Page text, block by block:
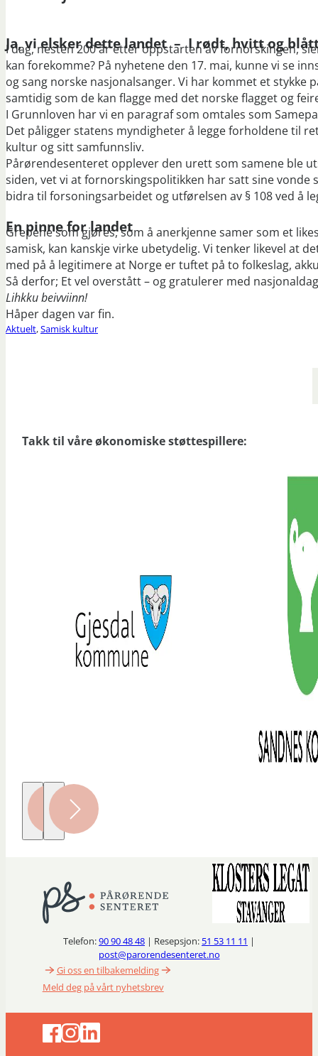
Ja, vi elsker dette landet – I rødt, hvitt og
I dag, nesten 200 år etter oppstarten av fornorskingen,
kan forekomme? På nyhetene den 17. mai, kunne vi se
og sang norske nasjonalsanger. Vi har kommet et
samtidig som de kan flagge med det norske flagget og
I Grunnloven har vi en paragraf som omtales som
Det påligger statens myndigheter å legge forholdene til
kultur og sitt samfunnsliv.
Pårørendesenteret opplever den urett som samene ble
siden, vet vi at fornorskingspolitikken har satt sine
bidra til forsoningsarbeidet og utførelsen av § 108 ved å
En pinne for landet
Grepene som gjøres, som å anerkjenne samer som et
samisk, kan kanskje virke ubetydelig. Vi tenker likevel at
med på å legitimere at Norge er tuftet på to folkeslag,
Så derfor; Et vel overstått – og gratulerer med
Lihkku beivviinn!
Håper dagen var fin.
Aktuelt,Samisk kultur
Takk til våre økonomiske støttespillere:
Telefon:90 90 48 48 | Resepsjon: 51 53 11 11 |
post@parorendesenteret.no
Gi oss en tilbakemelding
Meld deg på vårt nyhetsbrev